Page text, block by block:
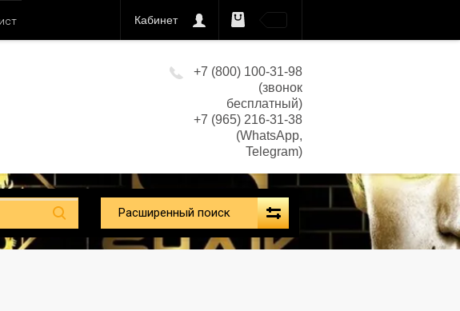
Кабинет
+7 (800) 100-31-98
(звонок
бесплатный)
+7 (965) 216-31-38
(WhatsApp,
Telegram)
Расширенный поиск